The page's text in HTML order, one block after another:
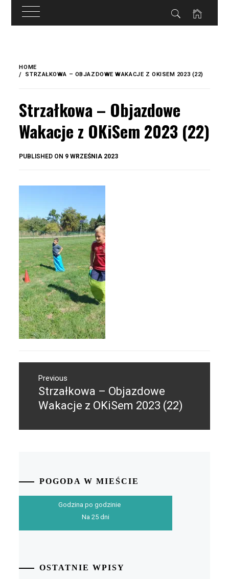
treści
content
HOME
STRZAŁKOWA – OBJAZDOWE WAKACJE Z OKISEM 2023 (22)
Strzałkowa – Objazdowe
Wakacje z OKiSem 2023 (22)
PUBLISHED ON 9 WRZEŚNIA 2023
wpisuPrevious
Previous
post:
Strzałkowa – Objazdowe
Wakacje z OKiSem 2023 (22)
POGODA W MIEŚCIE
Godzina po godzinie
Na 25 dni
OSTATNIE WPISY